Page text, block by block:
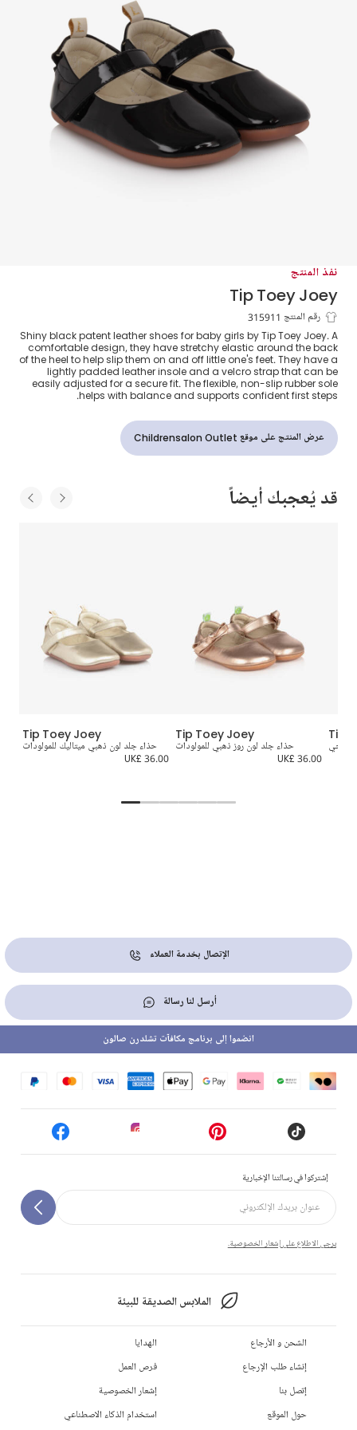
نفذ المنتج
Tip Toey Joey
حذاء جلد لامع لون أسود للمولودات
رقم المنتج 315911
Shiny black patent leather shoes for baby girls by Tip Toey Joey. A
comfortable design, they have stretchy elastic around the back
of the heel to help slip them on and off little one's feet. They have a
lightly padded leather insole and a velcro strap that can be
easily adjusted for a secure fit. The flexible, non-slip rubber sole
helps with balance and supports confident first steps.
عرض المنتج على موقع Childrensalon Outlet
قد يُعجبك أيضاً
Tip Toey Joey
حذاء جلد لون ذهبي ميتاليك للمولودات
UK£ 36.00
Tip Toey Joey
حذاء جلد لون روز ذهبي للمولودات
UK£ 36.00
Tip
عاجي
الإتصال بخدمة العملاء
أرسل لنا رسالة
إشتركوا في رسالتنا الإخبارية
يرجى الاطلاع على إشعار الخصوصية.
الملابس الصديقة للبيئة
انضموا إلى برنامج مكافآت تشلدرن صالون
الشحن و الأرجاع
إنشاء طلب الإرجاع
إتصل بنا
حول الموقع
الهدايا
فرص العمل
إشعار الخصوصية
استخدام الذكاء الاصطناعي